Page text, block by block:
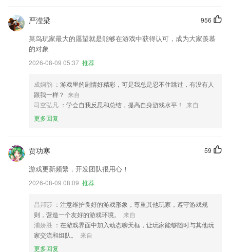
956
严滢梁
菜鸟玩家最大的愿望就是能够在游戏中获得认可，成为大家羡慕
的对象
2026-08-09 05:37 推荐
成娴韵 ：游戏里的剧情好精彩，可是我总是忍不住跳过，有没有人
跟我一样？ 来自
司空弘凡 ：学会自我反思和总结，提高自身游戏水平！
来自
更多回复
59
贾功寒
游戏更新频繁，开发团队很用心！
2026-08-09 08:09 推荐
昌邦莎 ：注意维护良好的游戏形象，尊重其他玩家，遵守游戏规
则，营造一个友好的游戏环境。
来自
浦娇胜 ：在游戏界面中加入动态聊天框，让玩家能够随时与其他玩
家交流和组队。
来自
更多回复